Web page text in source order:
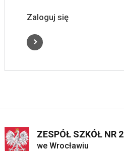
Zaloguj się
ZESPÓŁ SZKÓŁ NR 2
we Wrocławiu